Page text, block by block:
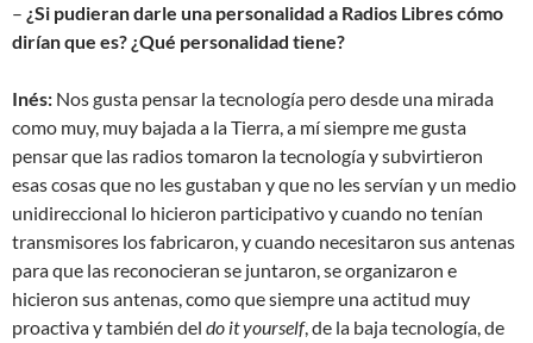
– ¿Si pudieran darle una personalidad a Radios Libres cómo
dirían que es? ¿Qué personalidad tiene?
Inés: Nos gusta pensar la tecnología pero desde una mirada
como muy, muy bajada a la Tierra, a mí siempre me gusta
pensar que las radios tomaron la tecnología y subvirtieron
esas cosas que no les gustaban y que no les servían y un medio
unidireccional lo hicieron participativo y cuando no tenían
transmisores los fabricaron, y cuando necesitaron sus antenas
para que las reconocieran se juntaron, se organizaron e
hicieron sus antenas, como que siempre una actitud muy
proactiva y también del do it yourself, de la baja tecnología, de